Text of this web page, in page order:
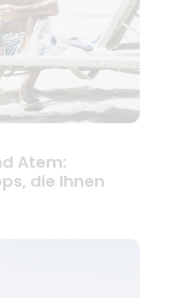
Atem:
die Ihnen